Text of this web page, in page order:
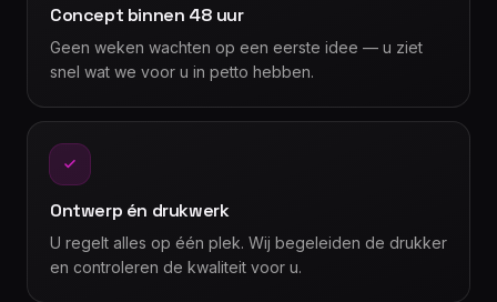
Concept binnen 48 uur
Geen weken wachten op een eerste idee — u ziet
snel wat we voor u in petto hebben.
Ontwerp én drukwerk
U regelt alles op één plek. Wij begeleiden de drukker
en controleren de kwaliteit voor u.